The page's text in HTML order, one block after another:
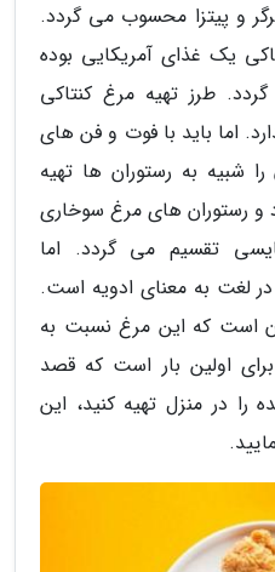
و پیتزا محسوب می گردد.
یک غذای آمریکایی بوده
طرز تهیه مرغ کنتاکی
اما باید با فوت و فن های
شبیه به رستوران ها تهیه
و رستوران های مرغ سوخاری
تقسیم می گردد. اما
لغت به معنای ادویه است.
است که این مرغ نسبت به
اولین بار است که قصد
را در منزل تهیه کنید، این